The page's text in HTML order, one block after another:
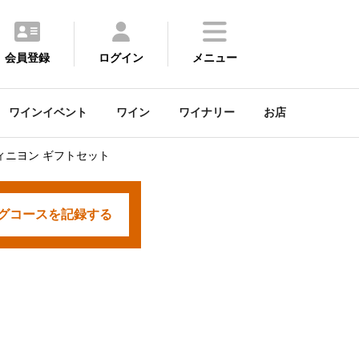
会員登録 ログイン メニュー
ワインイベント ワイン ワイナリー お店
ヨン ギフトセット
コースを記録する